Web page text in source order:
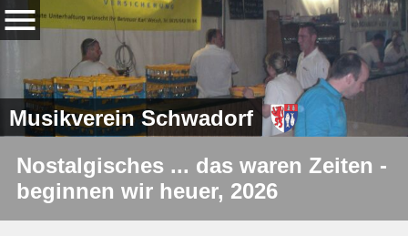
Musikverein Schwadorf
Nostalgisches ... das waren Zeiten -
beginnen wir heuer, 2026